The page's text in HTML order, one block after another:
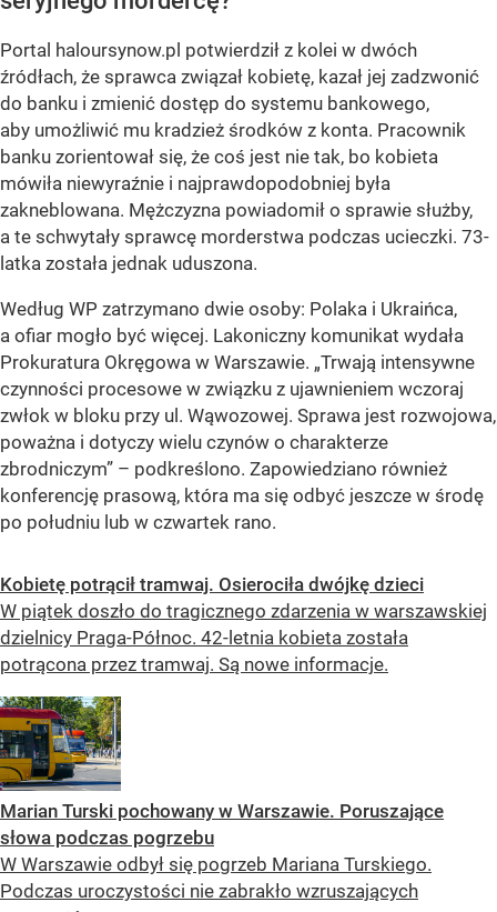
Portal haloursynow.pl potwierdził z kolei w dwóch
źródłach, że sprawca związał kobietę, kazał jej zadzwonić
do banku i zmienić dostęp do systemu bankowego,
aby umożliwić mu kradzież środków z konta. Pracownik
banku zorientował się, że coś jest nie tak, bo kobieta
mówiła niewyraźnie i najprawdopodobniej była
zakneblowana. Mężczyzna powiadomił o sprawie służby,
a te schwytały sprawcę morderstwa podczas ucieczki. 73-
latka została jednak uduszona.
Według WP zatrzymano dwie osoby: Polaka i Ukraińca,
a ofiar mogło być więcej. Lakoniczny komunikat wydała
Prokuratura Okręgowa w Warszawie. „Trwają intensywne
czynności procesowe w związku z ujawnieniem wczoraj
zwłok w bloku przy ul. Wąwozowej. Sprawa jest rozwojowa,
poważna i dotyczy wielu czynów o charakterze
zbrodniczym” – podkreślono. Zapowiedziano również
konferencję prasową, która ma się odbyć jeszcze w środę
po południu lub w czwartek rano.
Kobietę potrącił tramwaj. Osierociła dwójkę dzieci
W piątek doszło do tragicznego zdarzenia w warszawskiej
dzielnicy Praga-Północ. 42-letnia kobieta została
potrącona przez tramwaj. Są nowe informacje.
Marian Turski pochowany w Warszawie. Poruszające
słowa podczas pogrzebu
W Warszawie odbył się pogrzeb Mariana Turskiego.
Podczas uroczystości nie zabrakło wzruszających